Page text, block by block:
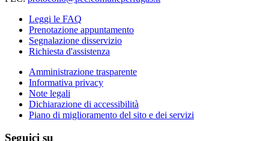
Leggi le FAQ
Prenotazione appuntamento
Segnalazione disservizio
Richiesta d'assistenza
Amministrazione trasparente
Informativa privacy
Note legali
Dichiarazione di accessibilità
Piano di miglioramento del sito e dei servizi
Seguici su